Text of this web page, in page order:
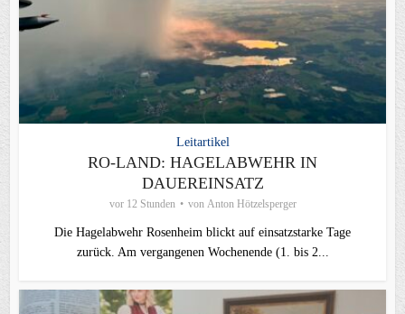
Leitartikel
RO-LAND: HAGELABWEHR IN
DAUEREINSATZ
vor 12 Stunden von Anton Hötzelsperger
Die Hagelabwehr Rosenheim blickt auf einsatzstarke Tage
zurück. Am vergangenen Wochenende (1. bis 2...